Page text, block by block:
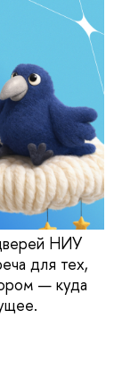
НИУ
для тех,
— куда